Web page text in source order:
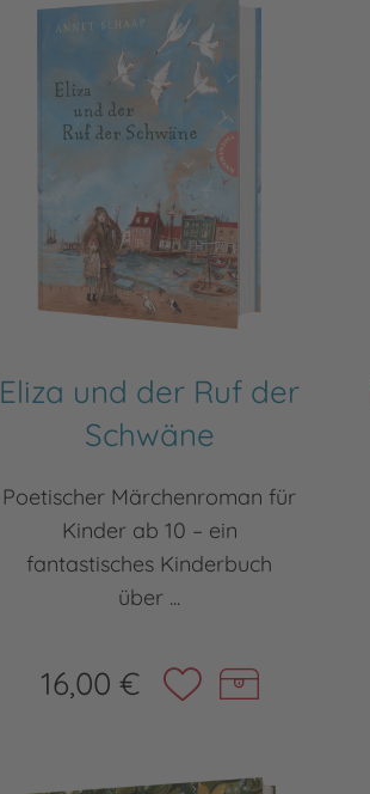
Eliza und der Ruf der
Schwäne
Poetischer Märchenroman für
Kinder ab 10 – ein
fantastisches Kinderbuch
über ...
16,00 €